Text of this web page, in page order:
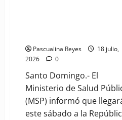
Pascualina Reyes
18 julio,
2026
0
Santo Domingo.- El
Ministerio de Salud
(MSP) informó que
este sábado a la